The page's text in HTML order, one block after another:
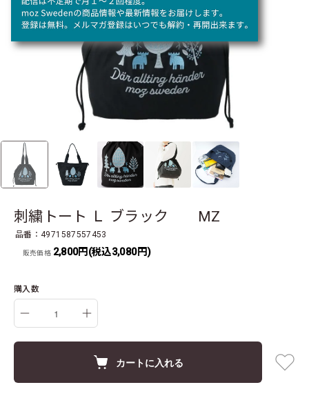
刺繍トート Ｌ ブラック MZ
品番：4971587557453
販売価格 2,800円(税込3,080円)
購入数
カートに入れる